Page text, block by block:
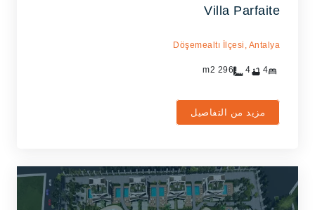
Villa Parfaite
Döşemealtı İlçesi, Antalya
4
4
296
مزيد من التفاصيل